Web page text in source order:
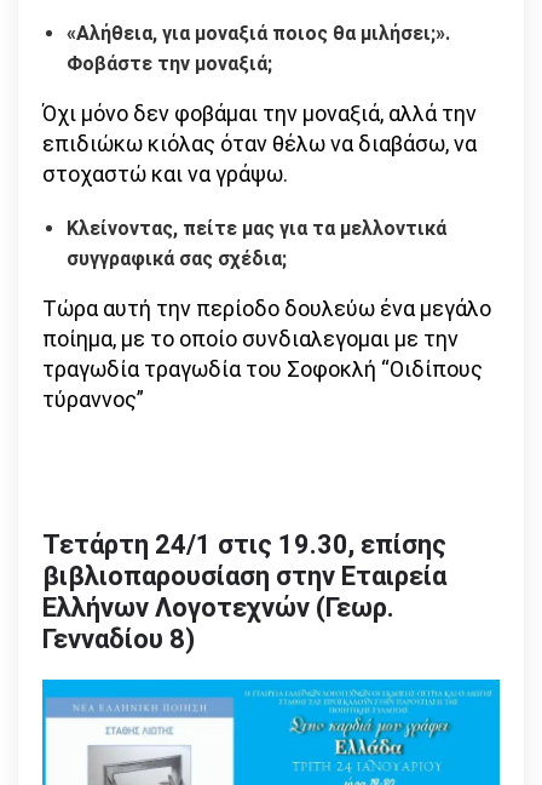
«Αλήθεια, για μοναξιά ποιος θα μιλήσει;».
Φοβάστε την μοναξιά;
Όχι μόνο δεν φοβάμαι την μοναξιά, αλλά την
επιδιώκω κιόλας όταν θέλω να διαβάσω, να
στοχαστώ και να γράψω.
Κλείνοντας, πείτε μας για τα μελλοντικά
συγγραφικά σας σχέδια;
Τώρα αυτή την περίοδο δουλεύω ένα μεγάλο
ποίημα, με το οποίο συνδιαλεγομαι με την
τραγωδία τραγωδία του Σοφοκλή “Οιδίπους
τύραννος”
Τετάρτη 24/1 στις 19.30, επίσης
βιβλιοπαρουσίαση στην Εταιρεία
Ελλήνων Λογοτεχνών (Γεωρ.
Γενναδίου 8)